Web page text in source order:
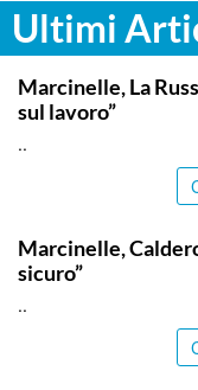
Ultimi
ITALPRESS
Marcinelle, La
sul lavoro”
..
Marcinelle,
sicuro”
..